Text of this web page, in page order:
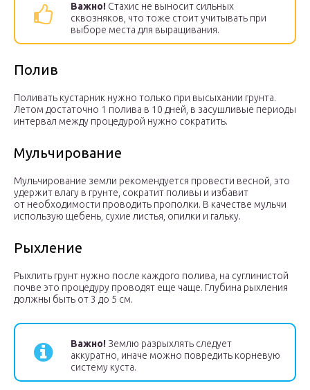
Важно! Стахис не выносит сильных
сквозняков, что тоже стоит учитывать при
выборе места для выращивания.
Полив
Поливать кустарник нужно только при высыхании грунта.
Летом достаточно 1 полива в 10 дней, в засушливые периоды
интервал между процедурой нужно сократить.
Мульчирование
Мульчирование земли рекомендуется провести весной, это
удержит влагу в грунте, сократит поливы и избавит
от необходимости проводить прополки. В качестве мульчи
использую щебень, сухие листья, опилки и гальку.
Рыхление
Рыхлить грунт нужно после каждого полива, на суглинистой
почве это процедуру проводят еще чаще. Глубина рыхления
должны быть от 3 до 5 см.
Важно! Землю разрыхлять следует
аккуратно, иначе можно повредить корневую
систему куста.